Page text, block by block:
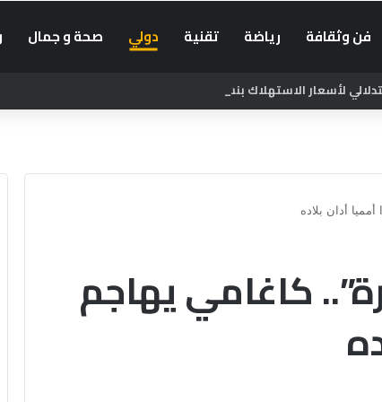
فن وثقافة رياضة تقنية دولي صحة و جمال
الاستهلاك بنسبة 1.3% في يونيو
أدان بلاده
كاغامي يهاجم